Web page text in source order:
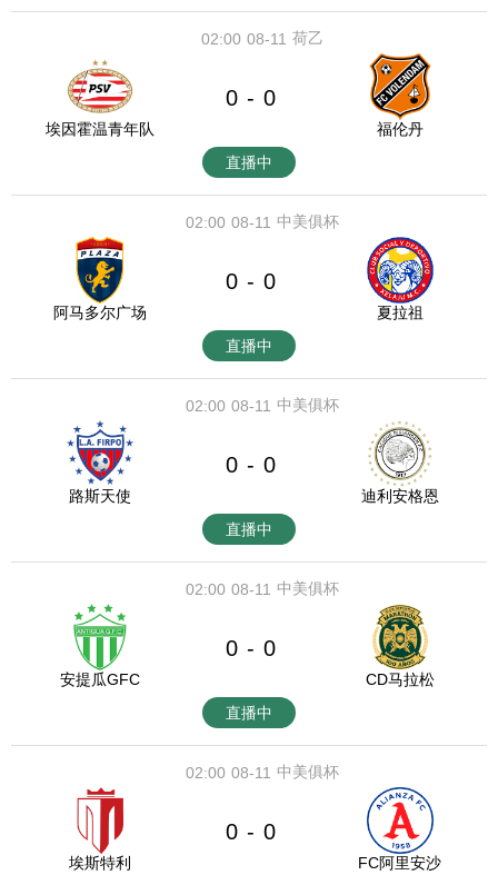
08-11
02:00 荷乙
埃因霍温青年队
0 - 0
福伦丹
直播中
08-11
02:00 中美俱杯
阿马多尔广场
0 - 0
夏拉祖
直播中
08-11
02:00 中美俱杯
路斯天使
0 - 0
迪利安格恩
直播中
08-11
02:00 中美俱杯
安提瓜GFC
0 - 0
CD马拉松
直播中
08-11
02:00 中美俱杯
埃斯特利
0 - 0
FC阿里安沙